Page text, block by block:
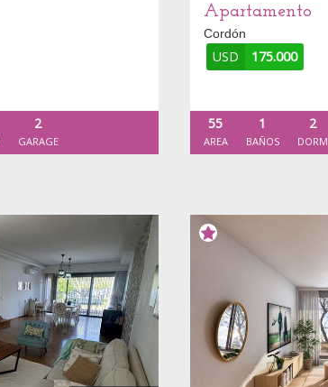
2
GARAGE
Apartamento
Cordón
USD 175.000
55
AREA
1
BAÑOS
2
DORM